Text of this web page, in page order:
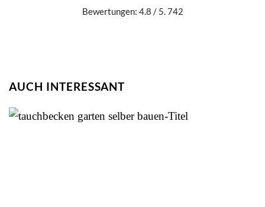
Bewertungen: 4.8 / 5. 742
AUCH INTERESSANT